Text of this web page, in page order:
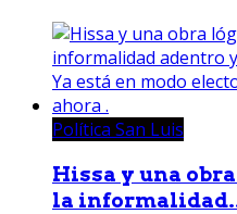
Política San Luis
Hissa y una
la